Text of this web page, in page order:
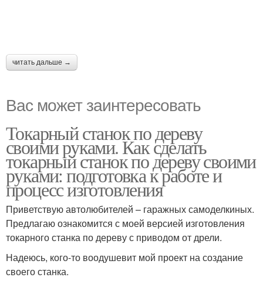
читать дальше →
Вас может заинтересовать
Токарный станок по дереву
своими руками. Как сделать
токарный станок по дереву своими
руками: подготовка к работе и
процесс изготовления
Приветствую автолюбителей – гаражных самоделкиных.
Предлагаю ознакомится с моей версией изготовления
токарного станка по дереву с приводом от дрели.
Надеюсь, кого-то воодушевит мой проект на создание
своего станка.